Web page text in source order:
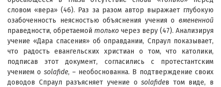
словом «вера» (46). Раз за разом автор выражает глубокую
озабоченность неясностью объяснения учения о вмененной
праведности, обретаемой только через веру (47). Анализируя
учение «Дара спасения» об оправдании, Спраул показывает,
что радость евангельских христиан о том, что католики,
подписав этот документ, согласились с протестантским
учением о solafide, – необоснованна. В подтверждение своих
доводов Спраул разъясняет учение оsolafideв том виде, в